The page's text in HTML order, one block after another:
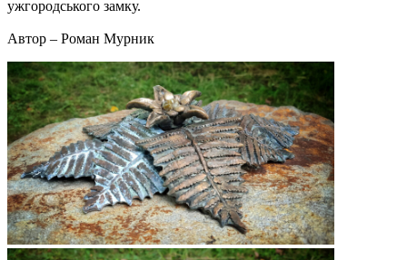
ужгородського замку.
Автор – Роман Мурник